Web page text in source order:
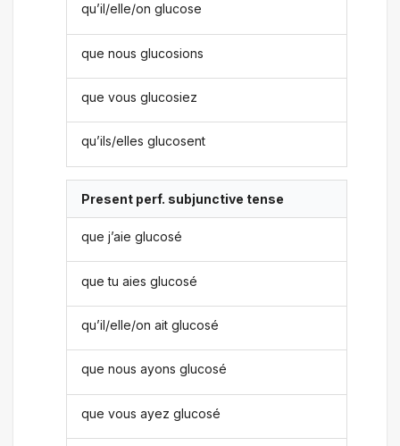
qu’il/elle/on glucose
que nous glucosions
que vous glucosiez
qu’ils/elles glucosent
Present perf. subjunctive tense
que j’aie glucosé
que tu aies glucosé
qu’il/elle/on ait glucosé
que nous ayons glucosé
que vous ayez glucosé